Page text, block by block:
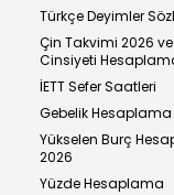
Türkçe Deyimler
Çin Takvimi 2026
Cinsiyeti
İETT Sefer Saatleri
Gebelik Hesaplama
Yükselen Burç
2026
Yüzde Hesaplama